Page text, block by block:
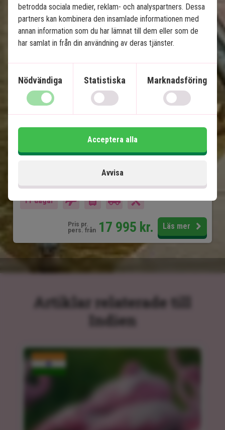
Indiens gyllene triangel med
tigersafari
Old Delhi och New Delhi
Jaipur
Agra Fort
11 dagar
Pris pr.
pers. från 17 995 kr. Läs mer
Artiklar relaterade till
Indien
betrodda sociala medier, reklam- och analyspartners. Dessa
partners kan kombinera den insamlade informationen med
annan information som du har lämnat till dem eller som de
har samlat in från din användning av deras tjänster.
Nödvändiga Statistiska Marknadsföring
Avvisa
Acceptera alla